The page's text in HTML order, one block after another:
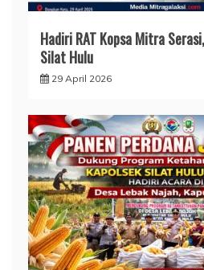
Hadiri RAT Kopsa Mitra
Silat Hulu
29 April 2026